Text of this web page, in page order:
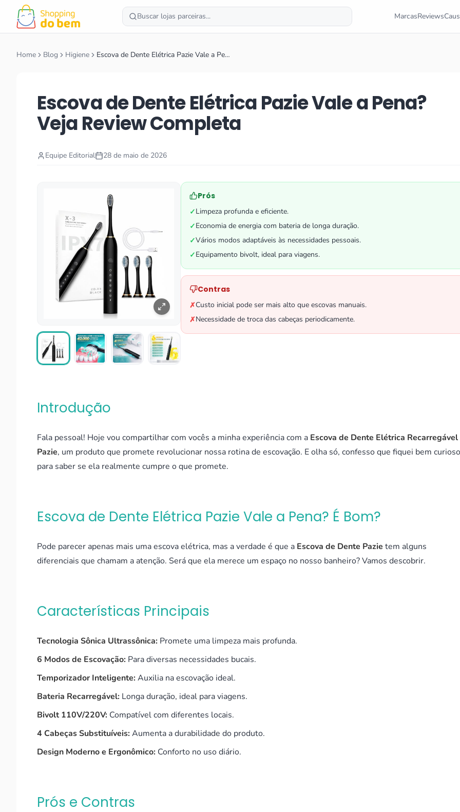
Buscar lojas parceiras... MarcasReviews
Home Blog Higiene Escova de Dente Elétrica Pazie Vale a Pe…
Escova de Dente Elétrica Pazie Vale a Pena?
Veja Review Completa
Equipe Editorial 28 de maio de 2026
Prós
✓Limpeza profunda e eficiente.
✓Economia de energia com bateria de longa duração.
✓Vários modos adaptáveis às necessidades pessoais.
✓Equipamento bivolt, ideal para viagens.
Contras
✗Custo inicial pode ser mais alto que escovas manuais.
✗Necessidade de troca das cabeças periodicamente.
Introdução
Fala pessoal! Hoje vou compartilhar com vocês a minha experiência com a Escova de Dente Elétrica Recarregável
Pazie, um produto que promete revolucionar nossa rotina de escovação. E olha só, confesso que fiquei bem curioso
para saber se ela realmente cumpre o que promete.
Escova de Dente Elétrica Pazie Vale a Pena? É Bom?
Pode parecer apenas mais uma escova elétrica, mas a verdade é que a Escova de Dente Pazie tem alguns
diferenciais que chamam a atenção. Será que ela merece um espaço no nosso banheiro? Vamos descobrir.
Características Principais
Tecnologia Sônica Ultrassônica: Promete uma limpeza mais profunda.
6 Modos de Escovação: Para diversas necessidades bucais.
Temporizador Inteligente:Auxilia na escovação ideal.
Bateria Recarregável: Longa duração, ideal para viagens.
Bivolt 110V/220V: Compatível com diferentes locais.
4 Cabeças Substituíveis:Aumenta a durabilidade do produto.
Design Moderno e Ergonômico: Conforto no uso diário.
Prós e Contras